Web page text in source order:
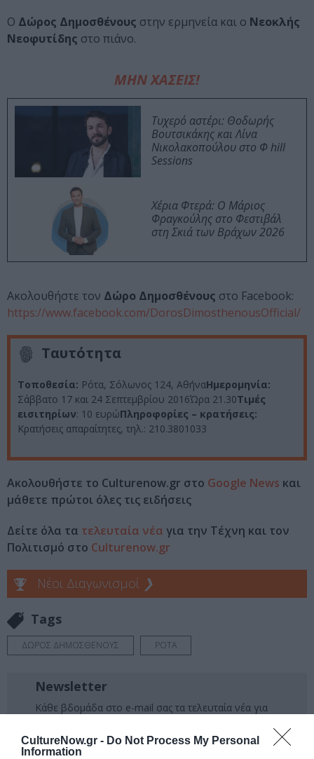
CultureNow.gr - Do Not Process My Personal
Information
Ο Δώρος Δημοσθένους στην ερμηνεία και ο Νεοκλής
Νεοφυτίδης στο πιάνο.
ΜΗΝ ΧΑΣΕΙΣ!
Τυχερό αστέρι: Θοδωρής
Βουτσικάκης και Λίνα
Νικολακοπούλου στο Φ hill
Sessions
Χέρια Φτερά: Ο Μάριος
Φραγκούλης στο Φεστιβάλ
στη Σκιά των Βράχων 2026
Ακολουθήστε τον Δώρο Δημοσθένους στο Facebook:
https://www.facebook.com/DorosDimosthenousOfficial/
Ταυτότητα
Τοποθεσία: Ρότα, Σόλωνος 124, ΑθήναΗμερομηνία:
Σάββατο 17 και 24 Σεπτεμβρίου 2016Ώρα 21.30Τιμές
εισιτηρίων: 10 ευρώΠληροφορίες – κρατήσεις:
Κρατήσεις απαραίτητες, τηλ.: 210.3801033
Ακολουθήστε το Culturenow.gr στο Google News και
μάθετε πρώτοι όλες τις ειδήσεις
Δείτε όλα τα τελευταία νέα για την Τέχνη και τον
Πολιτισμό στο Culturenow.gr
Νέοι Διαγωνισμοί ❯
Tags
ΔΩΡΟΣ ΔΗΜΟΣΘΕΝΟΥΣ ΡΟΤΑ
Newsletter
Κάθε βδομάδα στο e-mail σας τα τελευταία νέα για